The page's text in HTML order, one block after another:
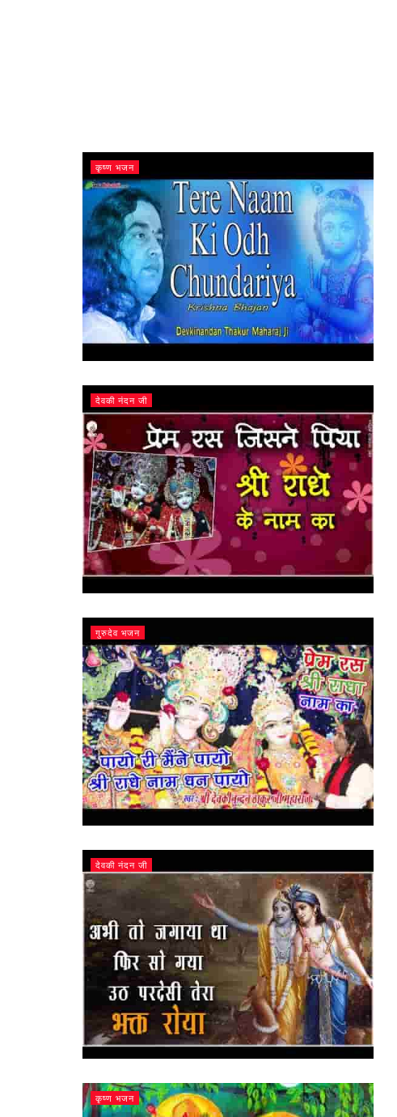
कृष्ण भजन
देवकी नंदन जी
गुरुदेव भजन
देवकी नंदन जी
कृष्ण भजन